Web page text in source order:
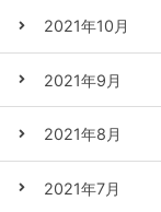
2021年10月
2021年9月
2021年8月
2021年7月